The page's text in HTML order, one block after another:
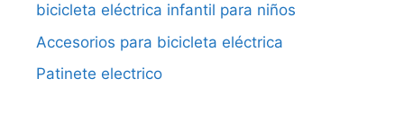
bicicleta eléctrica infantil para niños
Accesorios para bicicleta eléctrica
Patinete electrico